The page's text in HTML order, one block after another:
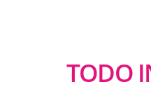
TODO